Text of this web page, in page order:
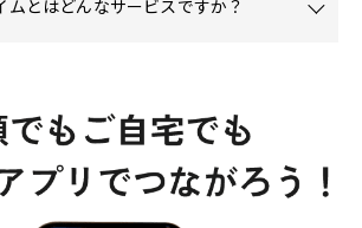
ムとはどんなサービスですか？